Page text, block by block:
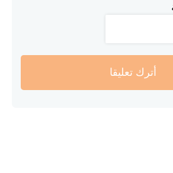
أترك تعليقا